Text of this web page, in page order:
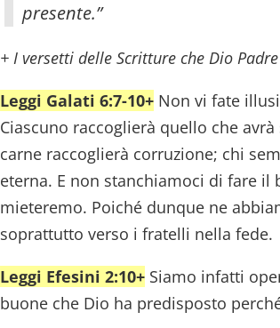
presente.”
+ I versetti delle Scritture che Dio
Leggi Galati 6:7-10+ Non vi fate
Ciascuno raccoglierà quello che
carne raccoglierà corruzione; chi
eterna. E non stanchiamoci di fare
mieteremo. Poiché dunque ne
soprattutto verso i fratelli nella fede.
Leggi Efesini 2:10+ Siamo infatti
buone che Dio ha predisposto